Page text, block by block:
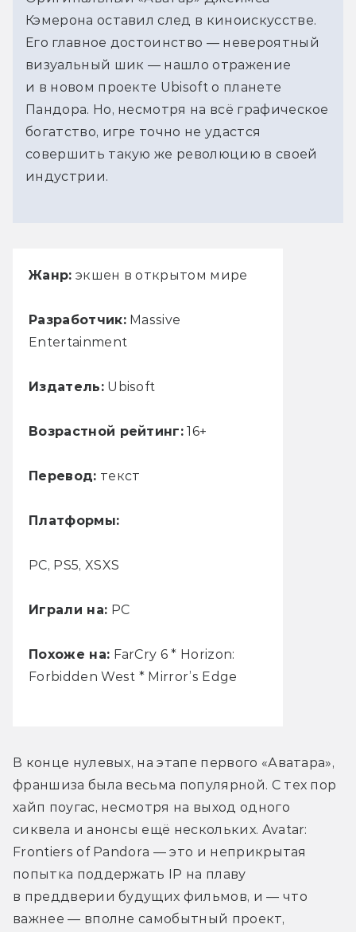
Кэмерона оставил след в киноискусстве.
Его главное достоинство — невероятный
визуальный шик — нашло отражение
и в новом проекте Ubisoft о планете
Пандора. Но, несмотря на всё графическое
богатство, игре точно не удастся
совершить такую же революцию в своей
индустрии.
Жанр: экшен в открытом мире
Разработчик:Massive
Entertainment
Издатель:Ubisoft
Возрастной рейтинг: 16+
Перевод: текст
Платформы:
PC, PS5, XSXS
Играли на: РС
Похоже на: FarCry 6 * Horizon:
Forbidden West * Mirror’s Edge
В конце нулевых, на этапе первого «Аватара»,
франшиза была весьма популярной. С тех пор
хайп поугас, несмотря на выход одного
сиквела и анонсы ещё нескольких. Avatar:
Frontiers of Pandora — это и неприкрытая
попытка поддержать IP на плаву
в преддверии будущих фильмов, и — что
важнее — вполне самобытный проект,